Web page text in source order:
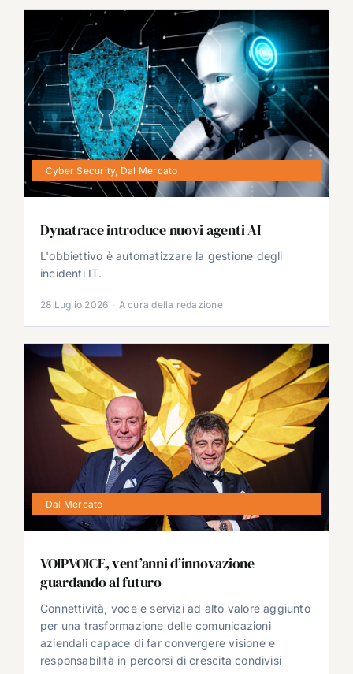
Cyber Security, Dal Mercato
Dynatrace introduce nuovi agenti AI
L'obbiettivo è automatizzare la gestione degli
incidenti IT.
28 Luglio 2026 · A cura della redazione
Dal Mercato
VOIPVOICE, vent’anni d’innovazione
guardando al futuro
Connettività, voce e servizi ad alto valore aggiunto
per una trasformazione delle comunicazioni
aziendali capace di far convergere visione e
responsabilità in percorsi di crescita condivisi